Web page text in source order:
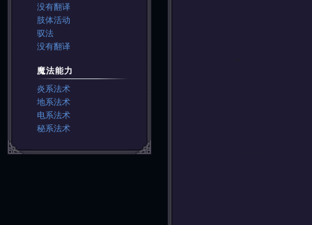
没有翻译
肢体活动
驭法
没有翻译
魔法能力
炎系法术
地系法术
电系法术
秘系法术